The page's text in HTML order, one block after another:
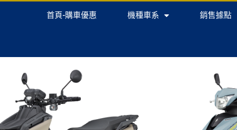
首頁-購車優惠 機種車系 銷售據點